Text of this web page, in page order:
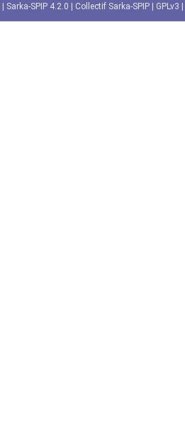
Sarka-SPIP 4.2.0 Collectif Sarka-SPIP GPLv3